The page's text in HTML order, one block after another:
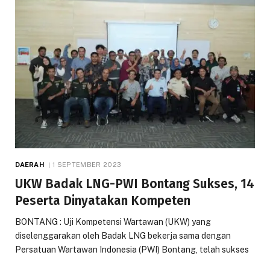
DAERAH 1 SEPTEMBER 2023
UKW Badak LNG-PWI Bontang Sukses, 14
Peserta Dinyatakan Kompeten
BONTANG : Uji Kompetensi Wartawan (UKW) yang
diselenggarakan oleh Badak LNG bekerja sama dengan
Persatuan Wartawan Indonesia (PWI) Bontang, telah sukses